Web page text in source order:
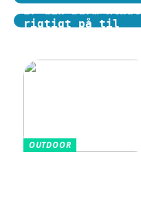
Er din barm klædt
rigtigt på til
OUTDOOR